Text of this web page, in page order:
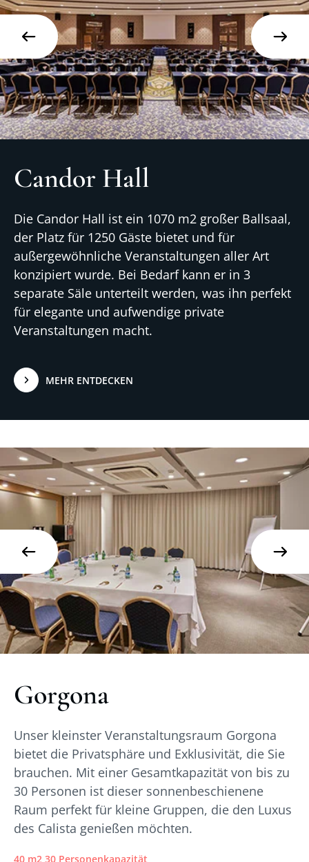
Candor Hall
Die Candor Hall ist ein 1070 m2 großer Ballsaal,
der Platz für 1250 Gäste bietet und für
außergewöhnliche Veranstaltungen aller Art
konzipiert wurde. Bei Bedarf kann er in 3
separate Säle unterteilt werden, was ihn perfekt
für elegante und aufwendige private
Veranstaltungen macht.
MEHR ENTDECKEN
Gorgona
Unser kleinster Veranstaltungsraum Gorgona
bietet die Privatsphäre und Exklusivität, die Sie
brauchen. Mit einer Gesamtkapazität von bis zu
30 Personen ist dieser sonnenbeschienene
Raum perfekt für kleine Gruppen, die den Luxus
des Calista genießen möchten.
40 m2 30 Personenkapazität